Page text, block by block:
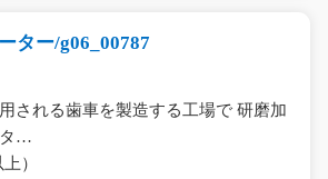
ター/g06_00787
される歯車を製造する工場で 研磨加
タ…
）